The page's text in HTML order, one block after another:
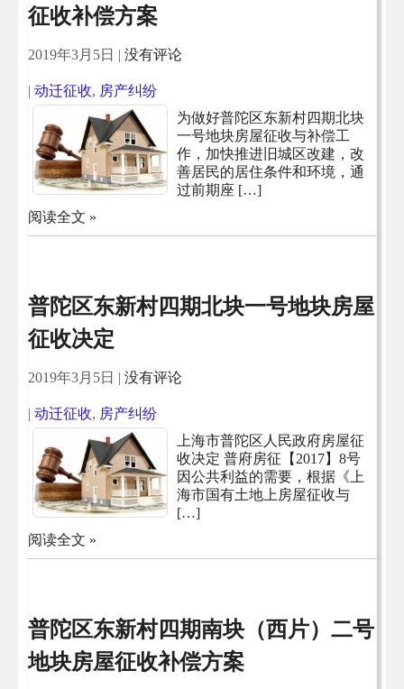
征收补偿方案
2019年3月5日 | 没有评论
| 动迁征收, 房产纠纷
为做好普陀区东新村四期北块
一号地块房屋征收与补偿工
作，加快推进旧城区改建，改
善居民的居住条件和环境，通
过前期座 […]
阅读全文 »
普陀区东新村四期北块一号地块房屋
征收决定
2019年3月5日 | 没有评论
| 动迁征收, 房产纠纷
上海市普陀区人民政府房屋征
收决定 普府房征【2017】8号
因公共利益的需要，根据《上
海市国有土地上房屋征收与
[…]
阅读全文 »
普陀区东新村四期南块（西片）二号
地块房屋征收补偿方案